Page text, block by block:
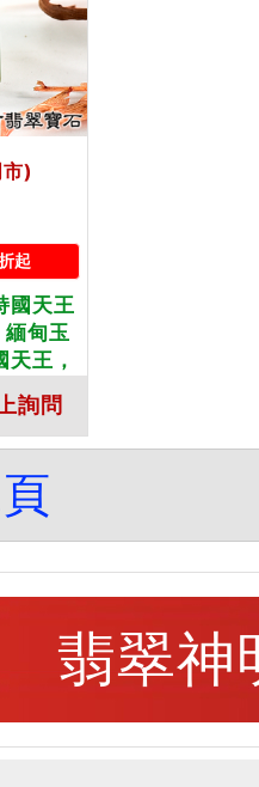
)
起
國天王
甸玉
王，
翠持國
翡翠
詢問
頁
翡翠神